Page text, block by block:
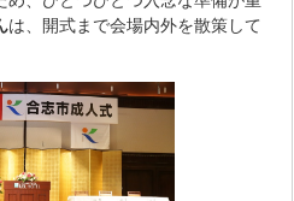
は、開式まで会場内外を散策して